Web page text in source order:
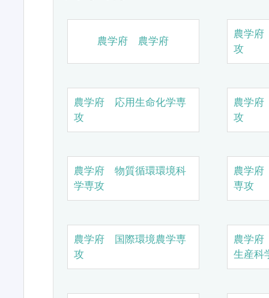
農学府 農学府
農学
攻
農学府 応用生命化学専
攻
農学
攻
農学府 物質循環環境科
学専攻
農学
専攻
農学府 国際環境農学専
攻
農学
生産科